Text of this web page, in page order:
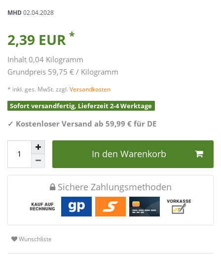
MHD02.04.2028
2,39 EUR *
Inhalt0,04 Kilogramm
Grundpreis 59,75 € / Kilogramm
* inkl. ges. MwSt. zzgl. Versandkosten
Sofort versandfertig, Lieferzeit 2-4 Werktage
✓ Kostenloser Versand ab 59,99 € für DE
In den Warenkorb
Sichere Zahlungsmethoden
Wunschliste